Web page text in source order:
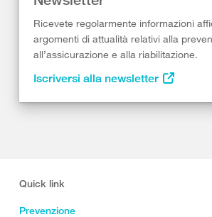
Ricevete regolarmente informazioni
argomenti di attualità relativi alla
all’assicurazione e alla riabilitazione.
Iscriversi alla newsletter
Quick link
Prevenzione